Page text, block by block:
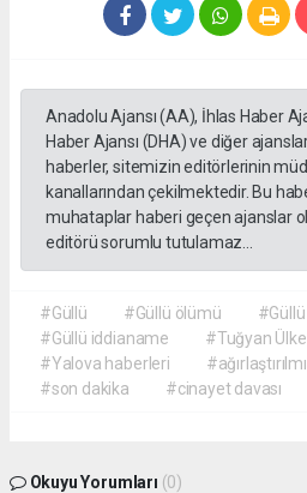
Anadolu Ajansı (AA), İhlas Haber
Haber Ajansı (DHA) ve diğer
haberler, sitemizin editörlerinin
kanallarından çekilmektedir. Bu
muhataplar haberi geçen ajanslar
editörü sorumlu tutulamaz...
#Güllü #Güllü ölümü
#Güllü
#Güllü iddianame
#Tuğyan
#Yalova haberleri
#son dakika
#cinayet davası
Okuyu Yorumları (0)